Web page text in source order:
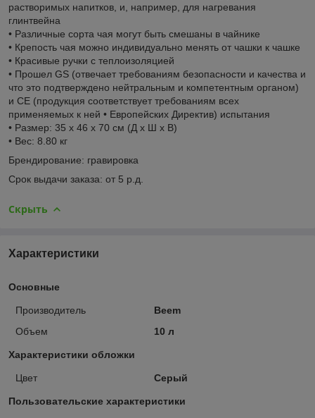
растворимых напитков, и, например, для нагревания
глинтвейна
• Различные сорта чая могут быть смешаны в чайнике
• Крепость чая можно индивидуально менять от чашки к чашке
• Красивые ручки с теплоизоляцией
• Прошел GS (отвечает требованиям безопасности и качества и
что это подтверждено нейтральным и компетентным органом)
и CE (продукция соответствует требованиям всех
применяемых к ней • Европейских Директив) испытания
• Размер: 35 x 46 x 70 см (Д х Ш х В)
• Вес: 8.80 кг
Брендирование: гравировка
Срок выдачи заказа: от 5 р.д.
Скрыть
Характеристики
Основные
Производитель
Beem
Объем
10 л
Характеристики обложки
Цвет Серый
Пользовательские характеристики